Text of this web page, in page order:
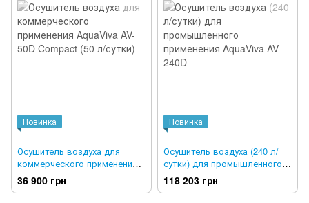
Новинка
Осушитель воздуха для
коммерческого применения
AquaViva AV-50D Compact (50
л/сутки)
36 900 грн
Новинка
Осушитель воздуха (240 л/
сутки) для промышленного
применения AquaViva AV-
240D
118 203 грн